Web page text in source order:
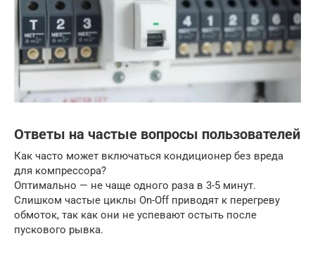
Ответы на частые вопросы пользователей
Как часто может включаться кондиционер без вреда
для компрессора?
Оптимально — не чаще одного раза в 3-5 минут.
Слишком частые циклы On-Off приводят к перегреву
обмоток, так как они не успевают остыть после
пускового рывка.